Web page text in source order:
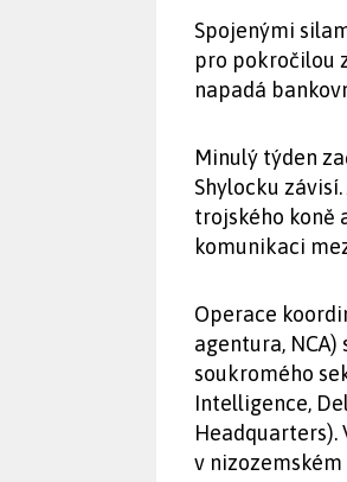
Spojenými
pro pokročilou
napadá
Minulý týden
Shylocku
trojského koně
komunikaci
Operace
agentura,
soukromého
Intelligence,
Headquarters).
v nizozemském